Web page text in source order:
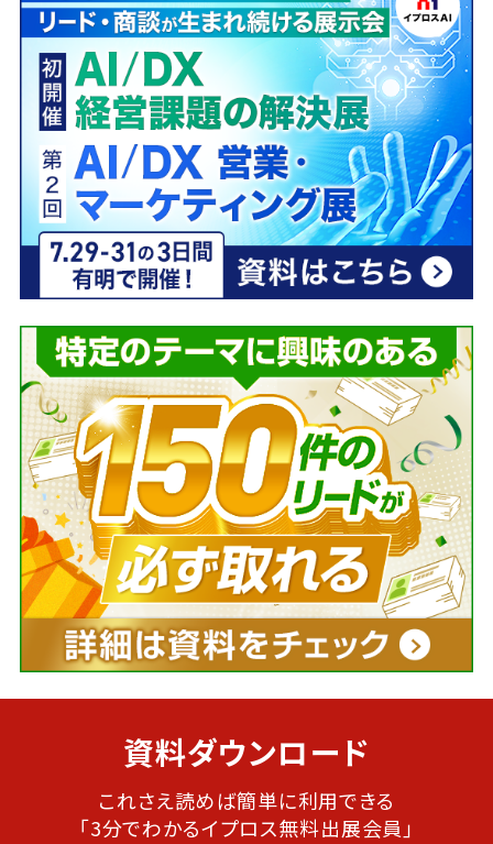
資料ダウンロード
これさえ読めば簡単に利用できる
「3分でわかるイプロス無料出展会員」